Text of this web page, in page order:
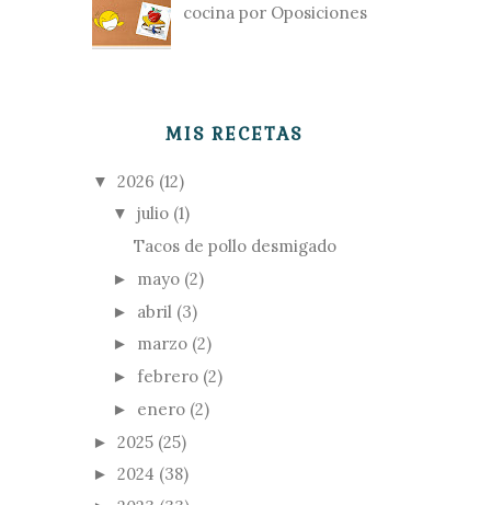
cocina por Oposiciones
MIS RECETAS
▼ 2026 (12)
▼ julio (1)
Tacos de pollo desmigado
► mayo (2)
► abril (3)
► marzo (2)
► febrero (2)
► enero (2)
► 2025 (25)
► 2024 (38)